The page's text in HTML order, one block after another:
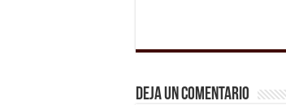
Deja un comentario